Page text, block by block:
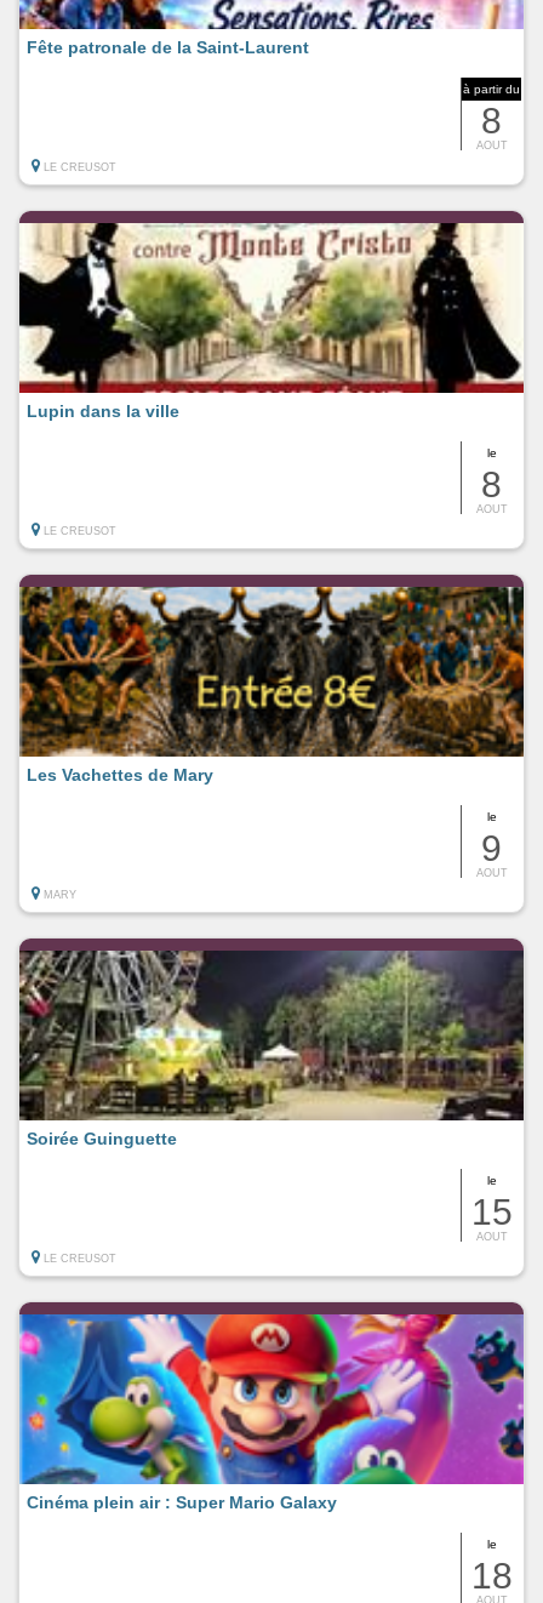
à partir du
8
AOUT
Fête patronale de la Saint-Laurent
LE CREUSOT
le
8
AOUT
Lupin dans la ville
LE CREUSOT
le
9
AOUT
Les Vachettes de Mary
MARY
le
15
AOUT
Soirée Guinguette
LE CREUSOT
le
18
AOUT
Cinéma plein air : Super Mario Galaxy